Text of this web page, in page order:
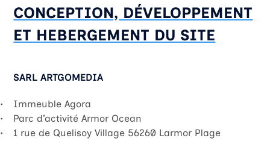
CONCEPTION, DÉVELOPPEMENT
ET HEBERGEMENT DU SITE
SARL ARTGOMEDIA
Immeuble Agora
Parc d’activité Armor Ocean
1 rue de Quelisoy Village 56260 Larmor Plage